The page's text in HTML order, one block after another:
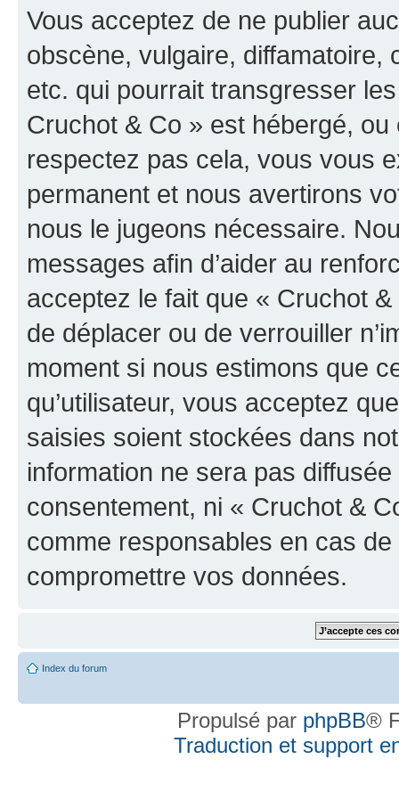
Vous acceptez de ne publier
obscène, vulgaire, diffamatoire,
etc. qui pourrait transgresser
Cruchot & Co » est hébergé,
respectez pas cela, vous vous
permanent et nous avertirons
nous le jugeons nécessaire.
messages afin d’aider au
acceptez le fait que « Cruchot
de déplacer ou de verrouiller
moment si nous estimons que
qu’utilisateur, vous acceptez
saisies soient stockées dans
information ne sera pas
consentement, ni « Cruchot &
comme responsables en cas
compromettre vos données.
Index du forum
Propulsé par phpBB®
Traduction et support